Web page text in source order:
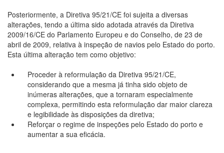
Posteriormente, a Diretiva 95/21/CE foi sujeita a diversas
alterações, tendo a última sido adotada através da Diretiva
2009/16/CE do Parlamento Europeu e do Conselho, de 23 de
abril de 2009, relativa à inspeção de navios pelo Estado do porto.
Esta última alteração tem como objetivo:
Proceder à reformulação da Diretiva 95/21/CE,
considerando que a mesma já tinha sido objeto de
inúmeras alterações, que a tornaram especialmente
complexa, permitindo esta reformulação dar maior clareza
e legibilidade às disposições da diretiva;
Reforçar o regime de inspeções pelo Estado do porto e
aumentar a sua eficácia.